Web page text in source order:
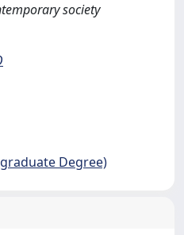
society
Degree)